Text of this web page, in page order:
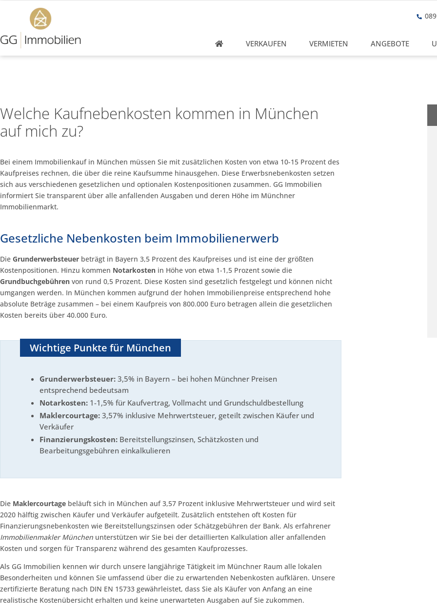
VERKAUFEN VERMIETEN ANGEBOTE
Welche Kaufnebenkosten kommen in München
auf mich zu?
Bei einem Immobilienkauf in München müssen Sie mit zusätzlichen Kosten von etwa 10-15 Prozent des
Kaufpreises rechnen, die über die reine Kaufsumme hinausgehen. Diese Erwerbsnebenkosten setzen
sich aus verschiedenen gesetzlichen und optionalen Kostenpositionen zusammen. GG Immobilien
informiert Sie transparent über alle anfallenden Ausgaben und deren Höhe im Münchner
Immobilienmarkt.
Gesetzliche Nebenkosten beim Immobilienerwerb
Die Grunderwerbsteuer beträgt in Bayern 3,5 Prozent des Kaufpreises und ist eine der größten
Kostenpositionen. Hinzu kommen Notarkosten in Höhe von etwa 1-1,5 Prozent sowie die
Grundbuchgebühren von rund 0,5 Prozent. Diese Kosten sind gesetzlich festgelegt und können nicht
umgangen werden. In München kommen aufgrund der hohen Immobilienpreise entsprechend hohe
absolute Beträge zusammen – bei einem Kaufpreis von 800.000 Euro betragen allein die gesetzlichen
Kosten bereits über 40.000 Euro.
Wichtige Punkte für München
Grunderwerbsteuer:3,5% in Bayern – bei hohen Münchner Preisen
entsprechend bedeutsam
Notarkosten: 1-1,5% für Kaufvertrag, Vollmacht und Grundschuldbestellung
Maklercourtage:3,57% inklusive Mehrwertsteuer, geteilt zwischen Käufer und
Verkäufer
Finanzierungskosten: Bereitstellungszinsen, Schätzkosten und
Bearbeitungsgebühren einkalkulieren
Die Maklercourtage beläuft sich in München auf 3,57 Prozent inklusive Mehrwertsteuer und wird seit
2020 hälftig zwischen Käufer und Verkäufer aufgeteilt. Zusätzlich entstehen oft Kosten für
Finanzierungsnebenkosten wie Bereitstellungszinsen oder Schätzgebühren der Bank. Als erfahrener
Immobilienmakler München unterstützen wir Sie bei der detaillierten Kalkulation aller anfallenden
Kosten und sorgen für Transparenz während des gesamten Kaufprozesses.
Als GG Immobilien kennen wir durch unsere langjährige Tätigkeit im Münchner Raum alle lokalen
Besonderheiten und können Sie umfassend über die zu erwartenden Nebenkosten aufklären. Unsere
zertifizierte Beratung nach DIN EN 15733 gewährleistet, dass Sie als Käufer von Anfang an eine
realistische Kostenübersicht erhalten und keine unerwarteten Ausgaben auf Sie zukommen.